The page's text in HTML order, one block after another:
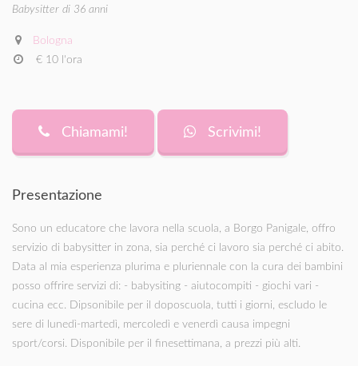
Babysitter di 36 anni
Bologna
€ 10 l'ora
Chiamami! Scrivimi!
Presentazione
Sono un educatore che lavora nella scuola, a Borgo Panigale, offro
servizio di babysitter in zona, sia perché ci lavoro sia perché ci abito.
Data al mia esperienza plurima e pluriennale con la cura dei bambini
posso offrire servizi di: - babysiting - aiutocompiti - giochi vari -
cucina ecc. Dipsonibile per il doposcuola, tutti i giorni, escludo le
sere di lunedì-martedì, mercoledì e venerdì causa impegni
sport/corsi. Disponibile per il finesettimana, a prezzi più alti.